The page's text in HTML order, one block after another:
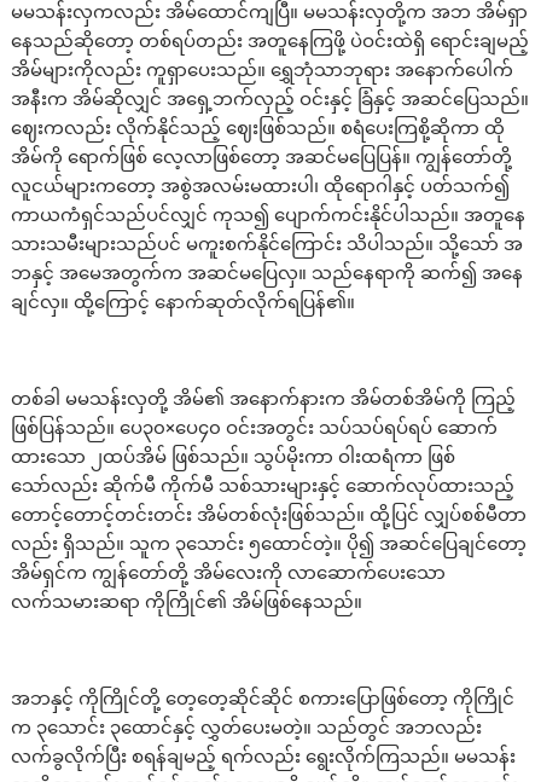
မမသန်းလှကလည်း အိမ်ထောင်ကျပြီ။ မမသန်းလှတို့က အဘ အိမ်ရှာ
နေသည်ဆိုတော့ တစ်ရပ်တည်း အတူနေကြဖို့ ပဲဝင်းထဲရှိ ရောင်းချမည့်
အိမ်များကိုလည်း ကူရှာပေးသည်။ ရွှေဘုံသာဘုရား အနောက်ပေါက်
အနီးက အိမ်ဆိုလျှင် အရှေ့ဘက်လှည့် ဝင်းနှင့် ခြံနှင့် အဆင်ပြေသည်။
ဈေးကလည်း လိုက်နိုင်သည့် ဈေးဖြစ်သည်။ စရံပေးကြစို့ဆိုကာ ထို
အိမ်ကို ရောက်ဖြစ် လေ့လာဖြစ်တော့ အဆင်မပြေပြန်။ ကျွန်တော်တို့
လူငယ်များကတော့ အစွဲအလမ်းမထားပါ၊ ထိုရောဂါနှင့် ပတ်သက်၍
ကာယကံရှင်သည်ပင်လျှင် ကုသ၍ ပျောက်ကင်းနိုင်ပါသည်။ အတူနေ
သားသမီးများသည်ပင် မကူးစက်နိုင်ကြောင်း သိပါသည်။ သို့သော် အ
ဘနှင့် အမေအတွက်က အဆင်မပြေလှ။ သည်နေရာကို ဆက်၍ အနေ
ချင်လှ။ ထို့ကြောင့် နောက်ဆုတ်လိုက်ရပြန်၏။
တစ်ခါ မမသန်းလှတို့ အိမ်၏ အနောက်နားက အိမ်တစ်အိမ်ကို ကြည့်
ဖြစ်ပြန်သည်။ ပေ၃၀×ပေ၄၀ ဝင်းအတွင်း သပ်သပ်ရပ်ရပ် ဆောက်
ထားသော ၂ထပ်အိမ် ဖြစ်သည်။ သွပ်မိုးကာ ဝါးထရံကာ ဖြစ်
သော်လည်း ဆိုက်မီ ကိုက်မီ သစ်သားများနှင့် ဆောက်လုပ်ထားသည့်
တောင့်တောင့်တင်းတင်း အိမ်တစ်လုံးဖြစ်သည်။ ထို့ပြင် လျှပ်စစ်မီတာ
လည်း ရှိသည်။ သူက ၃သောင်း ၅ထောင်တဲ့။ ပို၍ အဆင်ပြေချင်တော့
အိမ်ရှင်က ကျွန်တော်တို့ အိမ်လေးကို လာဆောက်ပေးသော
လက်သမားဆရာ ကိုကြိုင်၏ အိမ်ဖြစ်နေသည်။
အဘနှင့် ကိုကြိုင်တို့ တေ့တေ့ဆိုင်ဆိုင် စကားပြောဖြစ်တော့ ကိုကြိုင်
က ၃သောင်း ၃ထောင်နှင့် လွှတ်ပေးမတဲ့။ သည်တွင် အဘလည်း
လက်ခွလိုက်ပြီး စရန်ချမည့် ရက်လည်း ရွေးလိုက်ကြသည်။ မမသန်း